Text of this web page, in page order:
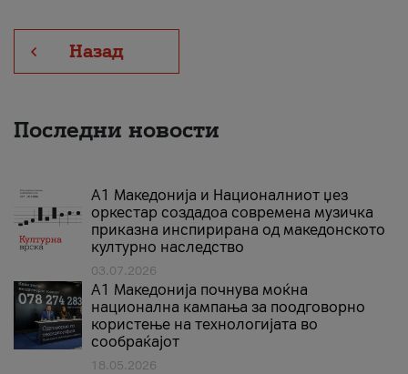
Назад
Последни новости
А1 Македонија и Националниот џез
оркестар создадоа современа музичка
приказна инспирирана од македонското
културно наследство
03.07.2026
A1 Македонија почнува моќна
национална кампања за поодговорно
користење на технологијата во
сообраќајот
18.05.2026